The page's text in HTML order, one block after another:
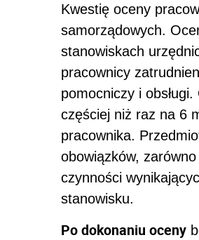
Kwestię oceny
samorządowych.
stanowiskach
pracownicy
pomocniczy i
częściej niż raz na 6
pracownika.
obowiązków,
czynności
stanowisku.
Po dokonaniu oceny